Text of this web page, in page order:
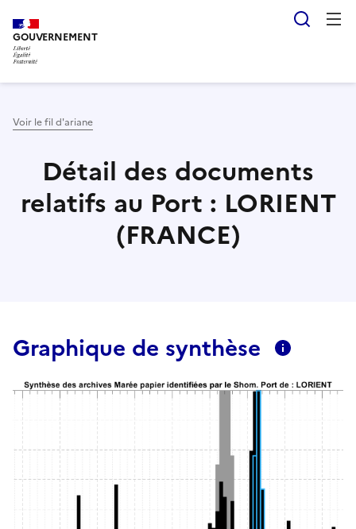
au
contenu
principal
GOUVERNEMENT
Voir le fil d'ariane
Détail des documents
relatifs au Port : LORIENT
(FRANCE)
Graphique de synthèse